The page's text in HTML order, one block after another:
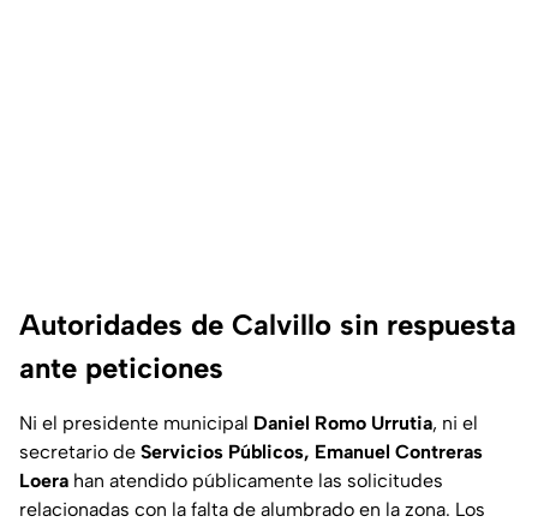
Autoridades de Calvillo sin respuesta
ante peticiones
Ni el presidente municipal Daniel Romo Urrutia, ni el
secretario de Servicios Públicos, Emanuel Contreras
Loera han atendido públicamente las solicitudes
relacionadas con la falta de alumbrado en la zona. Los